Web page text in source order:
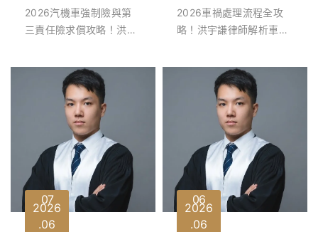
教你保險理賠吃到飽
2026汽機車強制險與第
三責任險求償攻略！洪宇
抵法理。教你識破...
三聯單快速求償3部曲
2026車禍處理流程全攻
略！洪宇謙律師解析車禍
SOP。教您看懂路權...
07
06
2026
06
06
2026